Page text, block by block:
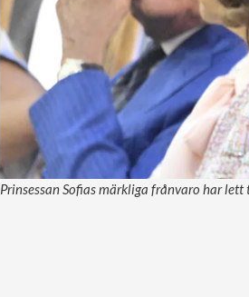
Prinsessan Sofias märkliga frånvaro har